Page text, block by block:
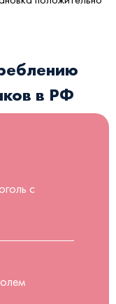
в РФ
с